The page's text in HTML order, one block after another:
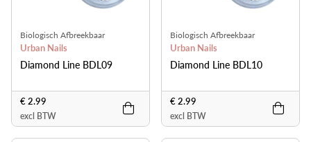
Biologisch Afbreekbaar
Urban Nails
Diamond Line BDL09
€ 2.99
excl BTW
Biologisch Afbreekbaar
Urban Nails
Diamond Line BDL10
€ 2.99
excl BTW